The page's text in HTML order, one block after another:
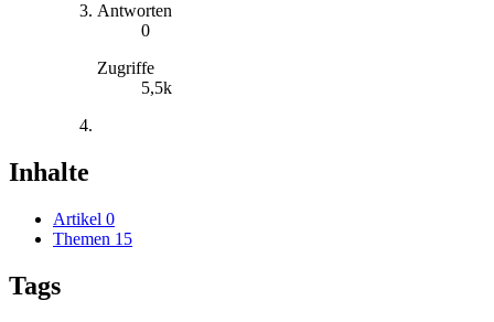
Antworten
0
Zugriffe
5,5k
Inhalte
Artikel 0
Themen 15
Tags